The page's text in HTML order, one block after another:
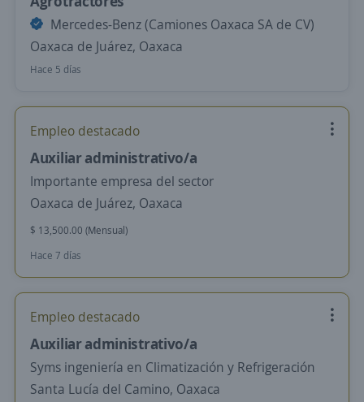
Mercedes-Benz (Camiones Oaxaca SA de CV)
Oaxaca de Juárez, Oaxaca
Hace 5 días
Empleo destacado
Auxiliar administrativo/a
Importante empresa del sector
Oaxaca de Juárez, Oaxaca
$ 13,500.00 (Mensual)
Hace 7 días
Empleo destacado
Auxiliar administrativo/a
Syms ingeniería en Climatización y Refrigeración
Santa Lucía del Camino, Oaxaca